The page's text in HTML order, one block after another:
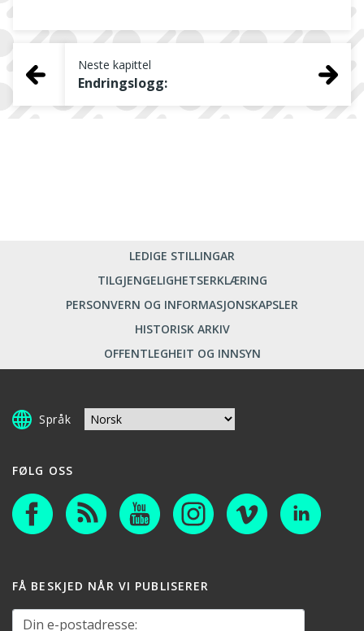
Neste kapittel
Endringslogg:
LEDIGE STILLINGAR
TILGJENGELIGHETSERKLÆRING
PERSONVERN OG INFORMASJONSKAPSLER
HISTORISK ARKIV
OFFENTLEGHEIT OG INNSYN
Språk
FØLG OSS
FÅ BESKJED NÅR VI PUBLISERER
Din e-postadresse: